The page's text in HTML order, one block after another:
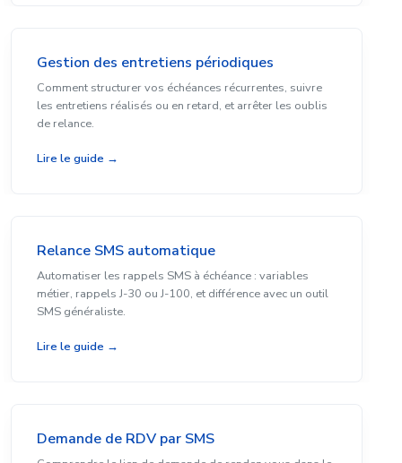
Gestion des entretiens périodiques
Comment structurer vos échéances récurrentes, suivre
les entretiens réalisés ou en retard, et arrêter les oublis
de relance.
Lire le guide →
Relance SMS automatique
Automatiser les rappels SMS à échéance : variables
métier, rappels J-30 ou J-100, et différence avec un outil
SMS généraliste.
Lire le guide →
Demande de RDV par SMS